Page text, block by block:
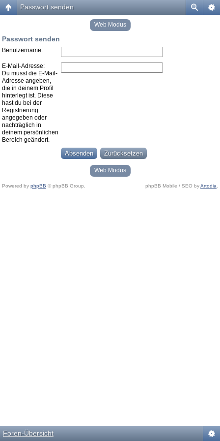
Passwort senden
Web Modus
Passwort senden
Benutzername:
E-Mail-Adresse:
Du musst die E-Mail-
Adresse angeben,
die in deinem Profil
hinterlegt ist. Diese
hast du bei der
Registrierung
angegeben oder
nachträglich in
deinem persönlichen
Bereich geändert.
Web Modus
Powered by phpBB © phpBB Group. phpBB Mobile / SEO byArtodia
Foren-Übersicht